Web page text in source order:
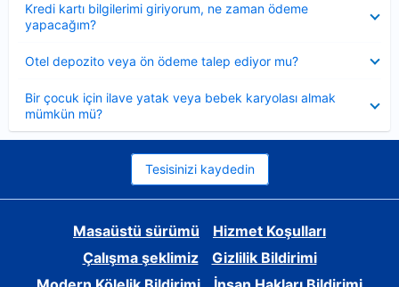
Kredi kartı bilgilerimi giriyorum, ne zaman ödeme
yapacağım?
Otel depozito veya ön ödeme talep ediyor mu?
Bir çocuk için ilave yatak veya bebek karyolası almak
mümkün mü?
Tesisinizi kaydedin
Masaüstü sürümü
Hizmet Koşulları
Çalışma şeklimiz
Gizlilik Bildirimi